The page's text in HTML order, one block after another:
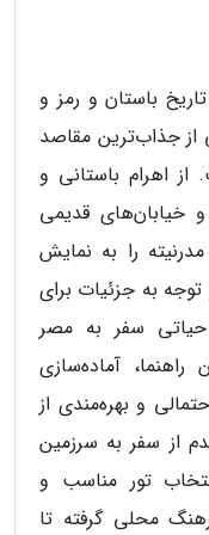
باستان و رمز و
از جذاب‌ترین مقاصد
اهرام باستانی و
خیابان‌های قدیمی
را به نمایش
به جزئیات برای
سفر به مصر
آماده‌سازی
و بهره‌مندی از
از سفر به سرزمین
تور مناسب و
محلی گرفته تا